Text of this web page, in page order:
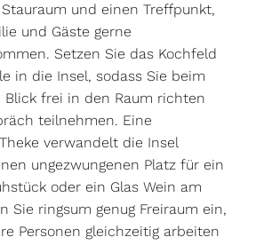
und einen Treffpunkt,
und Gäste gerne
Setzen Sie das Kochfeld
in die Insel, sodass Sie beim
Blick frei in den Raum richten
teilnehmen. Eine
verwandelt die Insel
ungezwungenen Platz für ein
oder ein Glas Wein am
Sie ringsum genug Freiraum ein,
Personen gleichzeitig arbeiten